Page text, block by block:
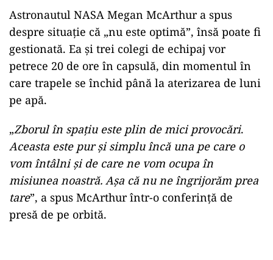
Astronautul NASA Megan McArthur a spus
despre situație că „nu este optimă”, însă poate fi
gestionată. Ea și trei colegi de echipaj vor
petrece 20 de ore în capsulă, din momentul în
care trapele se închid până la aterizarea de luni
pe apă.
„Zborul în spațiu este plin de mici provocări.
Aceasta este pur și simplu încă una pe care o
vom întâlni și de care ne vom ocupa în
misiunea noastră. Așa că nu ne îngrijorăm prea
tare”, a spus McArthur într-o conferință de
presă de pe orbită.